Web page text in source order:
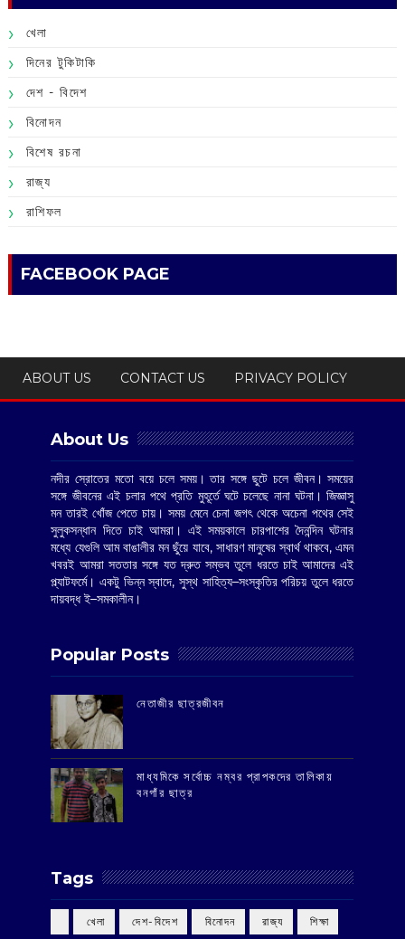
খেলা
দিনের টুকিটাকি
দেশ - বিদেশ
বিনোদন
বিশেষ রচনা
রাজ্য
রাশিফল
FACEBOOK PAGE
ABOUT US CONTACT US PRIVACY POLICY
About Us
নদীর স্রোতের মতো বয়ে চলে সময়। তার সঙ্গে ছুটে চলে জীবন। সময়ের
সঙ্গে জীবনের এই চলার পথে প্রতি মুহূর্তে ঘটে চলেছে নানা ঘটনা। জিজ্ঞাসু
মন তারই খোঁজ পেতে চায়। সময় মেনে চেনা জগৎ থেকে অচেনা পথের সেই
সুলুকসন্ধান দিতে চাই আমরা। এই সময়কালে চারপাশের দৈনন্দিন ঘটনার
মধ্যে যেগুলি আম বাঙালীর মন ছুঁয়ে যাবে, সাধারণ মানুষের স্বার্থ থাকবে, এমন
খবরই আমরা সততার সঙ্গে যত দ্রুত সম্ভব তুলে ধরতে চাই আমাদের এই
প্ল্যাটফর্মে। একটু ভিন্ন স্বাদে, সুস্থ সাহিত্য–সংস্কৃতির পরিচয় তুলে ধরতে
দায়বদ্ধ ই–সমকালীন।
Popular Posts
‌নেতাজীর ছাত্রজীবন
মাধ্যমিকে সর্বোচ্চ নম্বর প্রাপকদের তালিকায়
বনগাঁর ছাত্র
Tags
‌ খেলা ‌ দেশ-বিদেশ ‌ বিনোদন ‌ রাজ্য ‌ শিক্ষা